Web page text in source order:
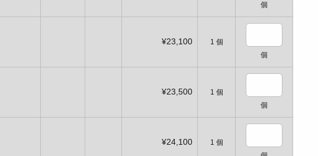
個
¥23,100 1 個
個
¥23,500 1 個
個
¥24,100 1 個